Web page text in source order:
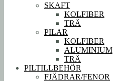
SKAFT
KOLFIBER
TRÄ
PILAR
KOLFIBER
ALUMINIUM
TRÄ
PILTILLBEHÖR
FJÄDRAR/FENOR